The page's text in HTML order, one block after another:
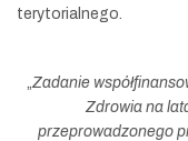
terytorialnego.
Zadanie
Zdrowia na
przeprowadzonego